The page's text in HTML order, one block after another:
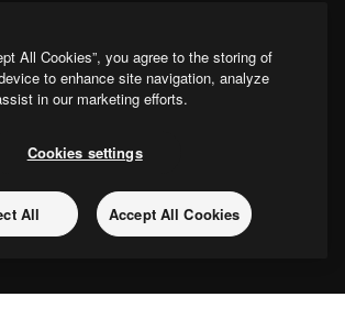
る
ですか？
All Cookies”, you agree to the storing of
to enhance site navigation, analyze
in our marketing efforts.
Cookies settings
All Accept All Cookies